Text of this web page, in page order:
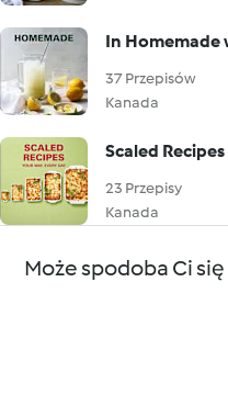
In Homemade
37 Przepisów
Kanada
Scaled
23 Przepisy
Kanada
Może spodoba Ci